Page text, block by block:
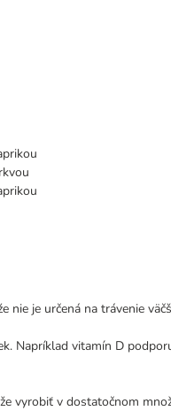
nie je určená na trávenie
Napríklad vitamín D
vyrobiť v dostatočnom